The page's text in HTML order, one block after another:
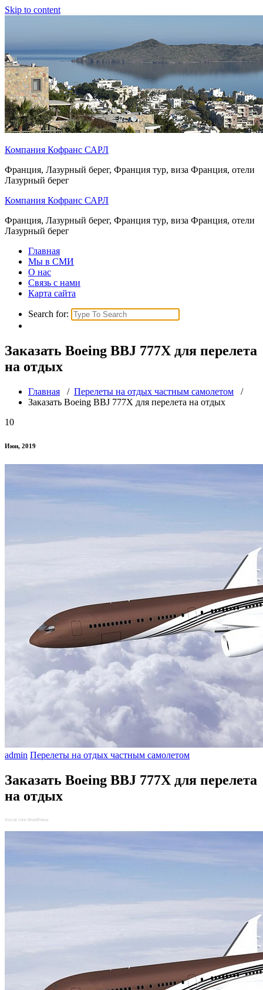
Skip to content
Компания Кофранс САРЛ
Франция, Лазурный берег, Франция тур, виза Франция, отели
Лазурный берег
Компания Кофранс САРЛ
Франция, Лазурный берег, Франция тур, виза Франция, отели
Лазурный берег
Главная
Мы в СМИ
О нас
Связь с нами
Карта сайта
Search for:
Заказать Boeing BBJ 777X для перелета
на отдых
Главная / Перелеты на отдых частным самолетом /
Заказать Boeing BBJ 777X для перелета на отдых
10
Июн, 2019
admin Перелеты на отдых частным самолетом
Заказать Boeing BBJ 777X для перелета
на отдых
Social Like WordPress